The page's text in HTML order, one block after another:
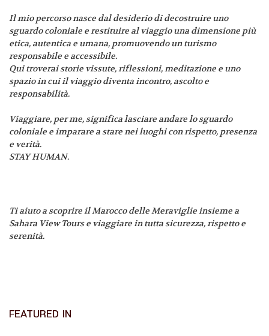
Il mio percorso nasce dal desiderio di decostruire uno
sguardo coloniale e restituire al viaggio una dimensione più
etica, autentica e umana, promuovendo un turismo
responsabile e accessibile.
Qui troverai storie vissute, riflessioni, meditazione e uno
spazio in cui il viaggio diventa incontro, ascolto e
responsabilità.
Viaggiare, per me, significa lasciare andare lo sguardo
coloniale e imparare a stare nei luoghi con rispetto, presenza
e verità.
STAY HUMAN.
Ti aiuto a scoprire il Marocco delle Meraviglie insieme a
Sahara View Tours e viaggiare in tutta sicurezza, rispetto e
serenità.
FEATURED IN